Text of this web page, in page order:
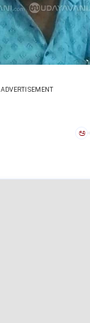
ADVERTISEMENT
ಅ